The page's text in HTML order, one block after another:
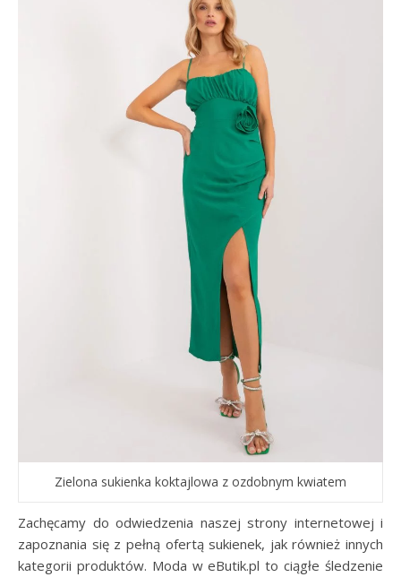
Zielona sukienka koktajlowa z ozdobnym kwiatem
Zachęcamy do odwiedzenia naszej strony internetowej i
zapoznania się z pełną ofertą sukienek, jak również innych
kategorii produktów. Moda w eButik.pl to ciągłe śledzenie